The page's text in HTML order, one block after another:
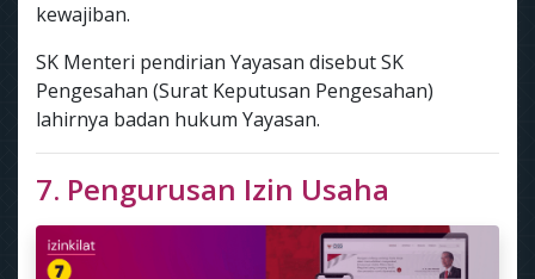
kewajiban.
SK Menteri pendirian Yayasan disebut SK
Pengesahan (Surat Keputusan Pengesahan)
lahirnya badan hukum Yayasan.
7. Pengurusan Izin Usaha